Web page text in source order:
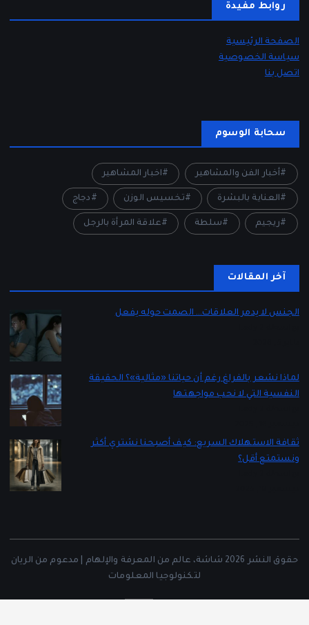
روابط مفيدة
الصفحة الرئيسية
سياسة الخصوصية
اتصل بنا
سحابة الوسوم
أخبار الفن والمشاهير اخبار المشاهير
العناية بالبشرة تخسيس الوزن دجاج
ريجيم سلطة علاقة المرأة بالرجل
آخر المقالات
الجنس لا يدمر العلاقات… الصمت حوله يفعل
لماذا نشعر بالفراغ رغم أن حياتنا «مثالية»؟ الحقيقة
النفسية التي لا نحب مواجهتها
ثقافة الاستهلاك السريع: كيف أصبحنا نشتري أكثر
ونستمتع أقل؟
حقوق النشر 2026 شاشة، عالم من المعرفة والإلهام | مدعوم من الريان
لتكنولوجيا المعلومات